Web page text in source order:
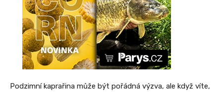
Podzimní kaprařina může být pořádná výzva, ale když víte,